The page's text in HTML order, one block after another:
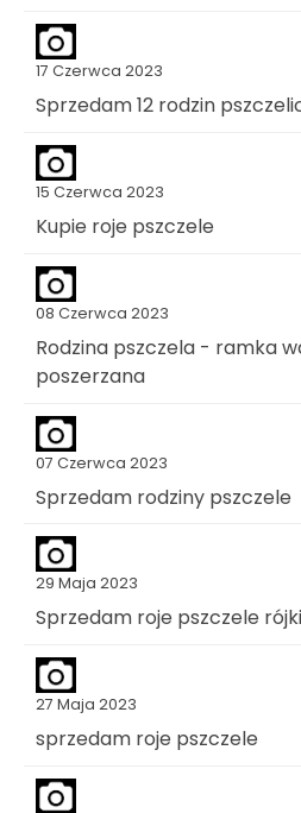
17 Czerwca 2023
Sprzedam 12 rodzin
15 Czerwca 2023
Kupie roje pszczele
08 Czerwca 2023
Rodzina pszczela - ramka
poszerzana
07 Czerwca 2023
Sprzedam rodziny pszczele
29 Maja 2023
Sprzedam roje pszczele rójki
27 Maja 2023
sprzedam roje pszczele